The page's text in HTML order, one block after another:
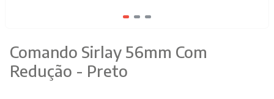
Comando Sirlay 56mm Com
Redução - Preto